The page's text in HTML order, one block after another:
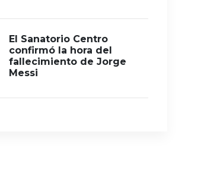
El Sanatorio Centro
confirmó la hora del
fallecimiento de Jorge
Messi